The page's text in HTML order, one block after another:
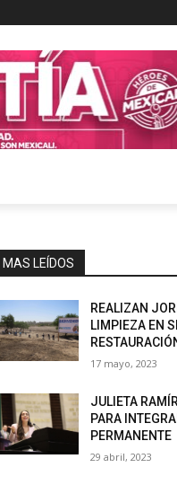
MAS LEÍDOS
REALIZAN
LIMPIEZA EN
17 mayo, 2023
JULIETA
PARA
PERMANENTE
29 abril, 2023